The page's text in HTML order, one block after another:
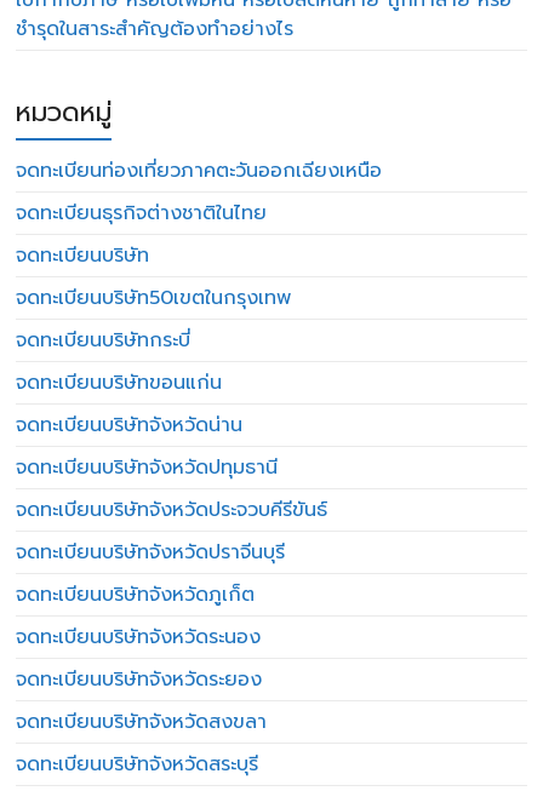
ชำรุดในสาระสำคัญต้องทำอย่างไร
หมวดหมู่
จดทะเบียนท่องเที่ยวภาคตะวันออกเฉียงเหนือ
จดทะเบียนธุรกิจต่างชาติในไทย
จดทะเบียนบริษัท
จดทะเบียนบริษัท50เขตในกรุงเทพ
จดทะเบียนบริษัทกระบี่
จดทะเบียนบริษัทขอนแก่น
จดทะเบียนบริษัทจังหวัดน่าน
จดทะเบียนบริษัทจังหวัดปทุมธานี
จดทะเบียนบริษัทจังหวัดประจวบคีรีขันธ์
จดทะเบียนบริษัทจังหวัดปราจีนบุรี
จดทะเบียนบริษัทจังหวัดภูเก็ต
จดทะเบียนบริษัทจังหวัดระนอง
จดทะเบียนบริษัทจังหวัดระยอง
จดทะเบียนบริษัทจังหวัดสงขลา
จดทะเบียนบริษัทจังหวัดสระบุรี